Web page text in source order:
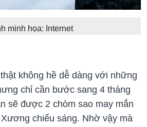
minh họa: Internet
không hề dễ dàng với những
chỉ cần bước sang 4 tháng
sẽ được 2 chòm sao may mắn
chiếu sáng. Nhờ vậy mà